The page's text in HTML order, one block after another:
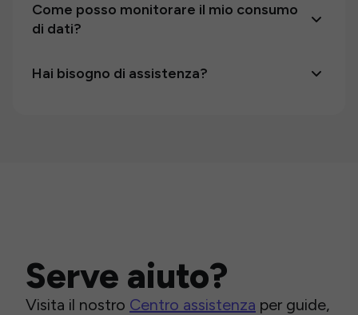
Come posso monitorare il mio consumo
di dati?
Hai bisogno di assistenza?
Serve aiuto?
Visita il nostro Centro assistenza per guide,